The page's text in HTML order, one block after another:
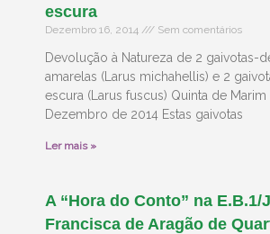
escura
Dezembro 16, 2014 Sem comentários
Devolução à Natureza de 2 gaivotas-
amarelas (Larus michahellis) e 2
escura (Larus fuscus) Quinta de
Dezembro de 2014 Estas gaivotas
Ler mais »
A “Hora do Conto” na E.B.1/
Francisca de Aragão de